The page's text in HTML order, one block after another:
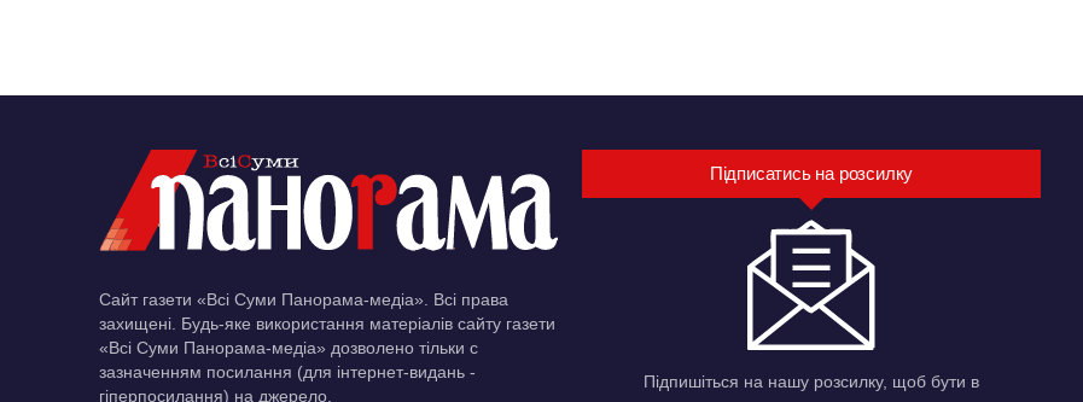
Сайт газети «Всі Суми Панорама-медіа». Всі права
захищені. Будь-яке використання матеріалів сайту газети
«Всі Суми Панорама-медіа» дозволено тільки c
зазначенням посилання (для інтернет-видань -
гіперпосилання) на джерело.
Підписатись на розсилку
Підпишіться на нашу розсилку, щоб бути в